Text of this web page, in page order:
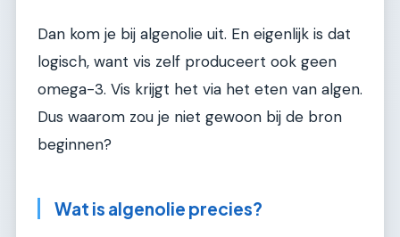
Dan kom je bij algenolie uit. En eigenlijk is dat
logisch, want vis zelf produceert ook geen
omega-3. Vis krijgt het via het eten van algen.
Dus waarom zou je niet gewoon bij de bron
beginnen?
Wat is algenolie precies?